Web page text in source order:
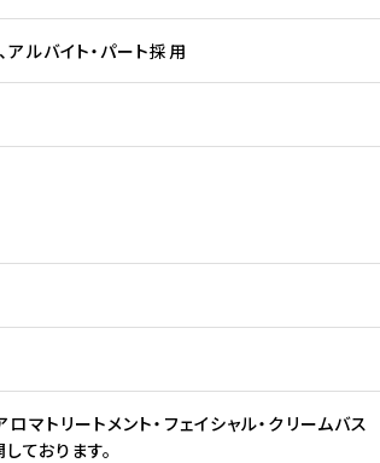
アルバイト・パート採用
マトリートメント・フェイシャル・クリームバス
ております。